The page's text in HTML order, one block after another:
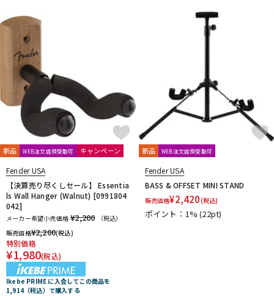
新品 WEB注文店頭受取可 キャンペーン
Fender USA
【決算売り尽くしセール】 Essentia
ls Wall Hanger (Walnut) [0991804
042]
メーカー希望小売価格 ¥2,200
（税込）
販売価格¥2,200(税込)
特別価格
¥1,980(税込)
Ikebe PRIME に入会してこの商品を
1,914（税込）で購入する
新品 WEB注文店頭受取可
Fender USA
BASS & OFFSET MINI STAND
販売価格¥2,420(税込)
ポイント：1%(22pt)